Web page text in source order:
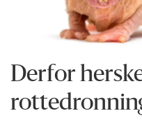
Derfor